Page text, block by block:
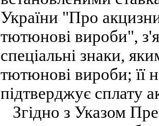
України "Про
тютюнові вироби",
спеціальні знаки,
тютюнові вироби; її
підтверджує сплату
Згідно з Указом